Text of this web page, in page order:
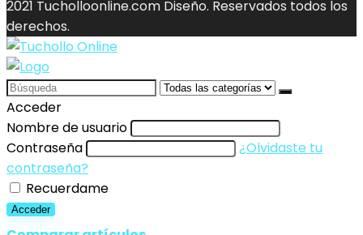
2021 Tucholloonline.com Diseño. Reservados todos los
derechos.
Search
for:
Acceder
Nombre de usuario
Contraseña
¿Olvidaste tu
contraseña?
Recuerdame
Acceder